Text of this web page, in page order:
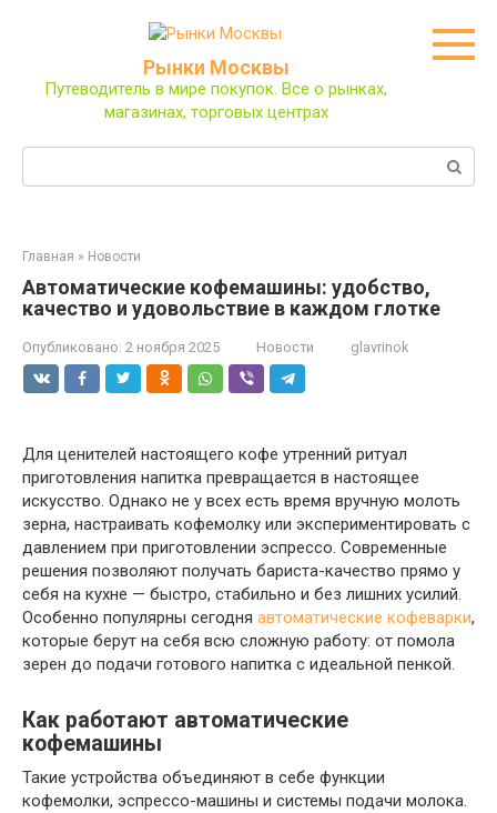
Рынки Москвы
Путеводитель в мире покупок. Все о рынках,
магазинах, торговых центрах
Главная » Новости
Автоматические кофемашины: удобство,
качество и удовольствие в каждом глотке
Опубликовано: 2 ноября 2025 Новости glavrinok
Для ценителей настоящего кофе утренний ритуал
приготовления напитка превращается в настоящее
искусство. Однако не у всех есть время вручную молоть
зерна, настраивать кофемолку или экспериментировать с
давлением при приготовлении эспрессо. Современные
решения позволяют получать бариста-качество прямо у
себя на кухне — быстро, стабильно и без лишних усилий.
Особенно популярны сегодня автоматические кофеварки,
которые берут на себя всю сложную работу: от помола
зерен до подачи готового напитка с идеальной пенкой.
Как работают автоматические
кофемашины
Такие устройства объединяют в себе функции
кофемолки, эспрессо-машины и системы подачи молока.